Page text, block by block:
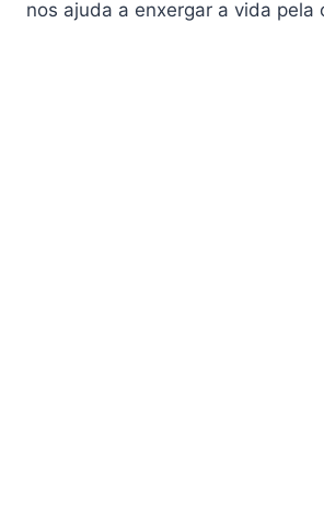
nos ajuda a enxergar a vida pela